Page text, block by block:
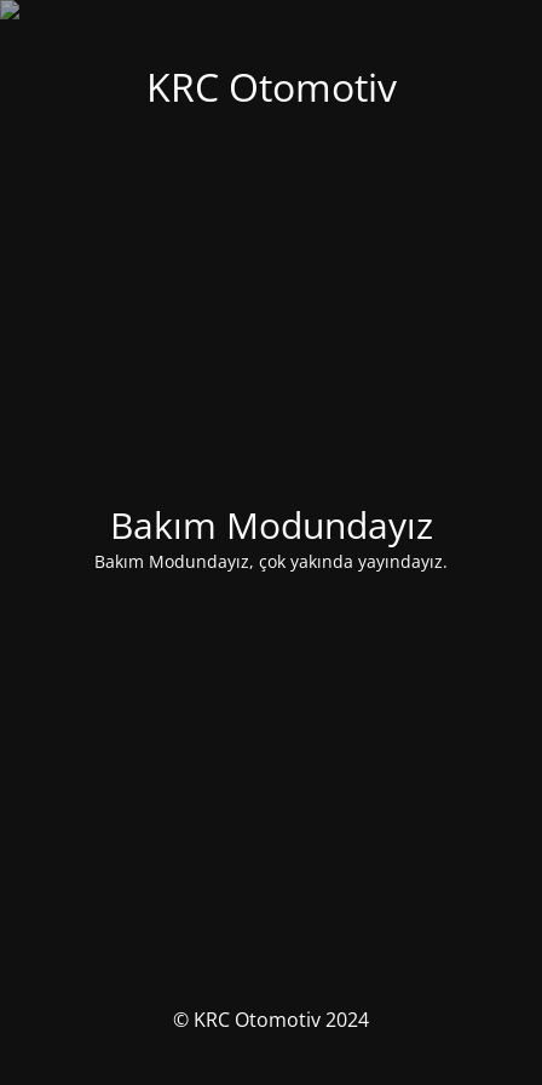
KRC Otomotiv
Bakım Modundayız
Bakım Modundayız, çok yakında yayındayız.
© KRC Otomotiv 2024